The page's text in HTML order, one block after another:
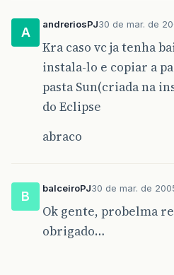
A
andreriosPJ30 de mar. de
Kra caso vc ja tenha
instala-lo e copiar a
pasta Sun(criada na
do Eclipse
abraco
B
balceiroPJ30 de mar. de
Ok gente, probelma
obrigado…